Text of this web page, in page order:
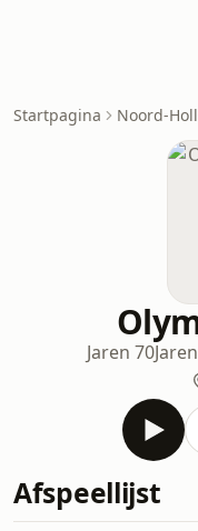
Startpagina Noord-
Jaren 70
Afspeellijst